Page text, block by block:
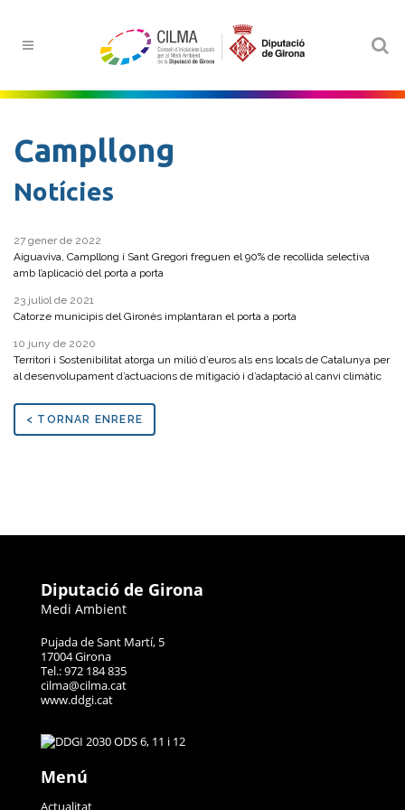
Campllong
Notícies
27 gener de 2022
Aiguaviva, Campllong i Sant Gregori freguen el 90% de recollida selectiva
amb l’aplicació del porta a porta
23 juliol de 2021
Catorze municipis del Gironès implantaran el porta a porta
10 juny de 2020
Territori i Sostenibilitat atorga un milió d’euros als ens locals de Catalunya per
al desenvolupament d’actuacions de mitigació i d’adaptació al canvi climàtic
< TORNAR ENRERE
Diputació de Girona
Medi Ambient
Pujada de Sant Martí, 5
17004 Girona
Tel.: 972 184 835
cilma@cilma.cat
www.ddgi.cat
Menú
Actualitat